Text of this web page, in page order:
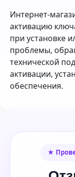
Интернет-
активацию
при установке
проблемы,
технической
активации,
обеспечения.
★